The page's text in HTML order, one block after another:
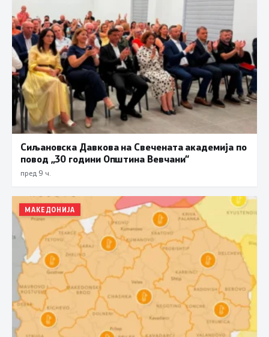
Сиљановска Давкова на Свечената академија по
повод „30 години Општина Вевчани“
пред 9 ч.
МАКЕДОНИЈА